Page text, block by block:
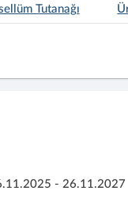
Tutanağı
- 26.11.2027